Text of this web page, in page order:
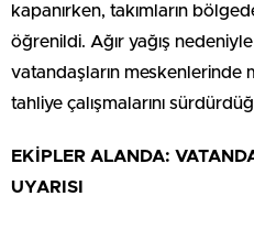
kapanırken, takımların
öğrenildi. Ağır yağış
vatandaşların meskenlerinde
tahliye çalışmalarını
EKİPLER ALANDA:
UYARISI